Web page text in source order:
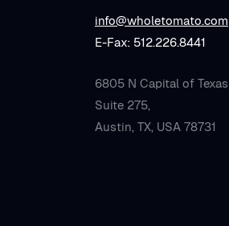
info@wholetomato.com
E-Fax: 512.226.8441
6805 N Capital of
Suite 275,
Austin, TX, USA 78731